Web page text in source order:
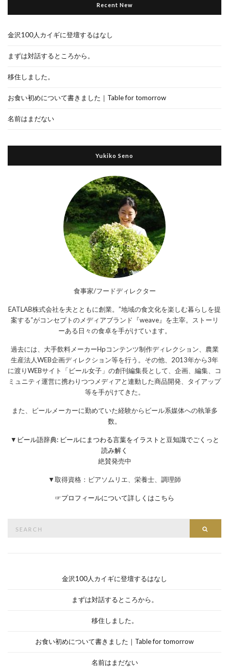
Recent New
金沢100人カイギに登壇するはなし
まずは対話するところから。
移住しました。
お食い初めについて書きました｜Table for tomorrow
名前はまだない
Yukiko Seno
食事家/フードディレクター
EATLAB株式会社を夫とともに創業。”地域の食文化を楽しむ暮らしを提
案する”がコンセプトのメディアブランド『weave』を主宰。ストーリ
ーある日々の食卓を手がけています。
過去には、大手飲料メーカーHpコンテンツ制作ディレクション、農業
生産法人WEB企画ディレクション等を行う。その他、2013年から3年
に渡りWEBサイト「ビール女子」の創刊編集長として、企画、編集、コ
ミュニティ運営に携わりつつメディアと連動した商品開発、タイアップ
等を手がけてきた。
また、ビールメーカーに勤めていた経験からビール系媒体への執筆多
数。
▼ ビール語辞典: ビールにまつわる言葉をイラストと豆知識でごくっと
読み解く
絶賛発売中
▼取得資格：ビアソムリエ、栄養士、調理師
☞プロフィールについて詳しくはこちら
金沢100人カイギに登壇するはなし
まずは対話するところから。
移住しました。
お食い初めについて書きました｜Table for tomorrow
名前はまだない